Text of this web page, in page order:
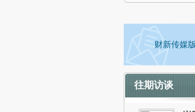
财新传媒
如需刊登
往期访谈